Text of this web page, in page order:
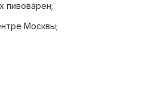
пивоварен;
Москвы;
напитков;